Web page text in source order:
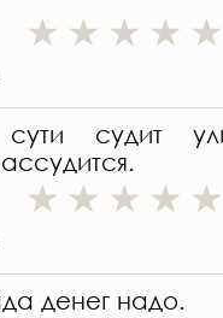
судит
денег надо.